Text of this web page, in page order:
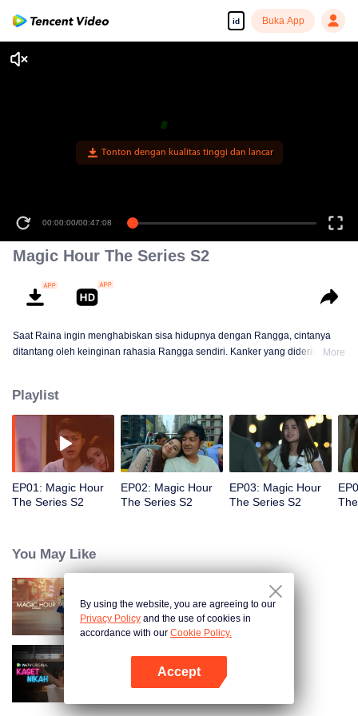
id Buka App
Tonton dengan kualitas tinggi dan lancar
00:00:00/00:47:08
Magic Hour The Series S2
Saat Raina ingin menghabiskan sisa hidupnya dengan Rangga, cintanya
ditantang oleh keinginan rahasia Rangga sendiri. Kanker yang dideritanya
akan terselesaikan? Akankah Raina akhirnya menemukan satu jam ajaib
lagi dalam hidupnya?
More
Playlist
EP01: Magic Hour
The Series S2
EP02: Magic Hour
The Series S2
EP03: Magic Hour
The Series S2
You May Like
Magic Hour The Series
Kaget Nikah
By using the website, you are agreeing to our
Privacy Policy and the use of cookies in
accordance with our Cookie Policy.
Accept